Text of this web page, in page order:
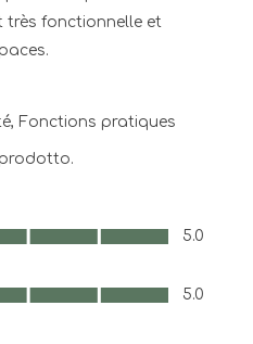
très fonctionnelle et
Fonctions pratiques
5.0
5.0